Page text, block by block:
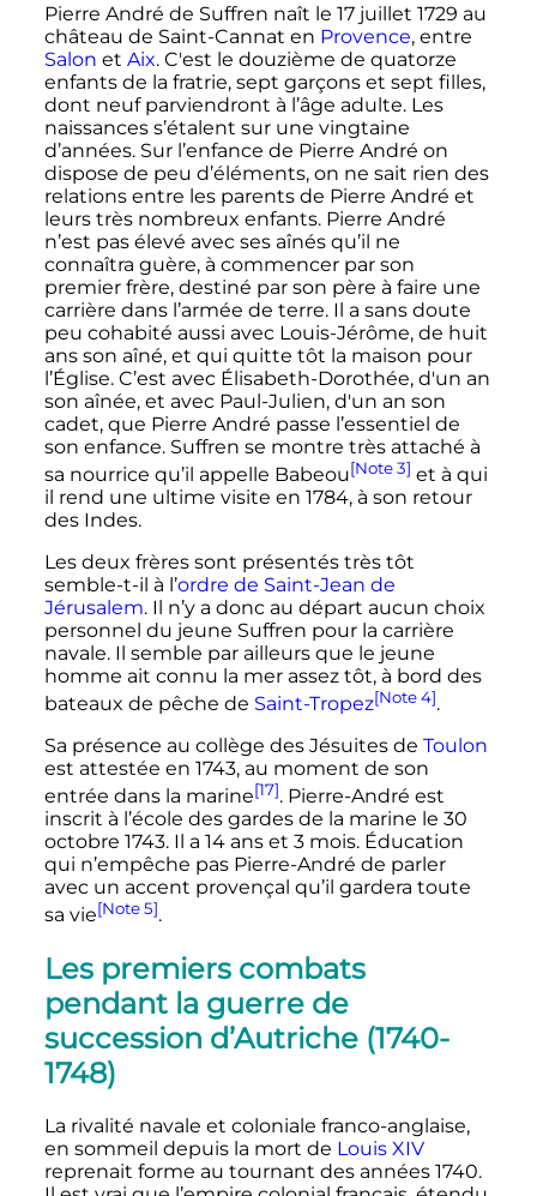
Pierre André de Suffren naît le 17 juillet 1729 au
château de Saint-Cannat en Provence, entre
Salon et Aix. C'est le douzième de quatorze
enfants de la fratrie, sept garçons et sept filles,
dont neuf parviendront à l’âge adulte. Les
naissances s’étalent sur une vingtaine
d’années. Sur l’enfance de Pierre André on
dispose de peu d’éléments, on ne sait rien des
relations entre les parents de Pierre André et
leurs très nombreux enfants. Pierre André
n’est pas élevé avec ses aînés qu’il ne
connaîtra guère, à commencer par son
premier frère, destiné par son père à faire une
carrière dans l’armée de terre. Il a sans doute
peu cohabité aussi avec Louis-Jérôme, de huit
ans son aîné, et qui quitte tôt la maison pour
l’Église. C’est avec Élisabeth-Dorothée, d'un an
son aînée, et avec Paul-Julien, d'un an son
cadet, que Pierre André passe l’essentiel de
son enfance. Suffren se montre très attaché à
sa nourrice qu’il appelle Babeou[Note 3] et à qui
il rend une ultime visite en 1784, à son retour
des Indes.
Les deux frères sont présentés très tôt
semble-t-il à l’ordre de Saint-Jean de
Jérusalem. Il n’y a donc au départ aucun choix
personnel du jeune Suffren pour la carrière
navale. Il semble par ailleurs que le jeune
homme ait connu la mer assez tôt, à bord des
bateaux de pêche de Saint-Tropez[Note 4].
Sa présence au collège des Jésuites de Toulon
est attestée en 1743, au moment de son
entrée dans la marine[17]. Pierre-André est
inscrit à l’école des gardes de la marine le 30
octobre 1743. Il a 14 ans et 3 mois. Éducation
qui n’empêche pas Pierre-André de parler
avec un accent provençal qu’il gardera toute
sa vie[Note 5].
Les premiers combats
pendant la guerre de
succession d’Autriche (1740-
1748)
La rivalité navale et coloniale franco-anglaise,
en sommeil depuis la mort de Louis XIV
reprenait forme au tournant des années 1740.